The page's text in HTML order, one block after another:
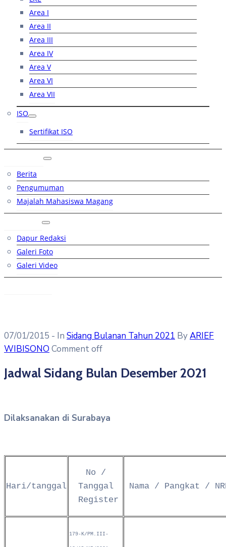
Area I
Area II
Area III
Area IV
Area V
Area VI
Area VII
ISO
Sertifikat ISO
Berita
Pengumuman
Majalah Mahasiswa Magang
Dapur Redaksi
Galeri Foto
Galeri Video
07/01/2015 - In Sidang Bulanan Tahun 2021 ByARIEF
WIBISONO Comment off
Jadwal Sidang Bulan Desember 2021
Dilaksanakan di Surabaya
Hari/tanggal
No /
Tanggal
Register
Nama / Pangkat /
179-K/PM.III-